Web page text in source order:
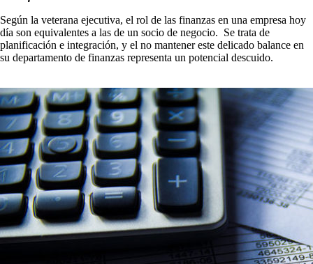
Según la veterana ejecutiva, el rol de las finanzas en una empresa hoy
día son equivalentes a las de un socio de negocio. Se trata de
planificación e integración, y el no mantener este delicado balance en
su departamento de finanzas representa un potencial descuido.